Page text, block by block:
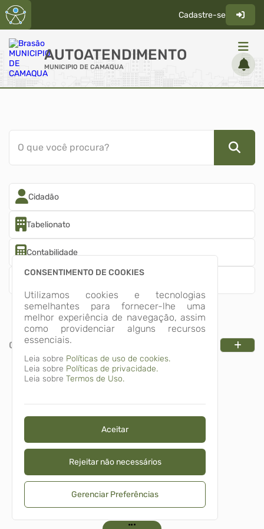
Cadastre-se
AUTOATENDIMENTO
MUNICIPIO DE CAMAQUA
Cidadão
Diário Oficial
Transparência
O que você procura?
Cidadão
Tabelionato
Contabilidade
CATEGORIAS
CONSENTIMENTO DE COOKIES
Utilizamos cookies e tecnologias
semelhantes para fornecer-lhe uma
melhor experiência de navegação, assim
como providenciar alguns recursos
essenciais.
Leia sobre Políticas de uso de cookies.
Leia sobre Políticas de privacidade.
Leia sobre Termos de Uso.
Aceitar
Rejeitar não necessários
Gerenciar Preferências